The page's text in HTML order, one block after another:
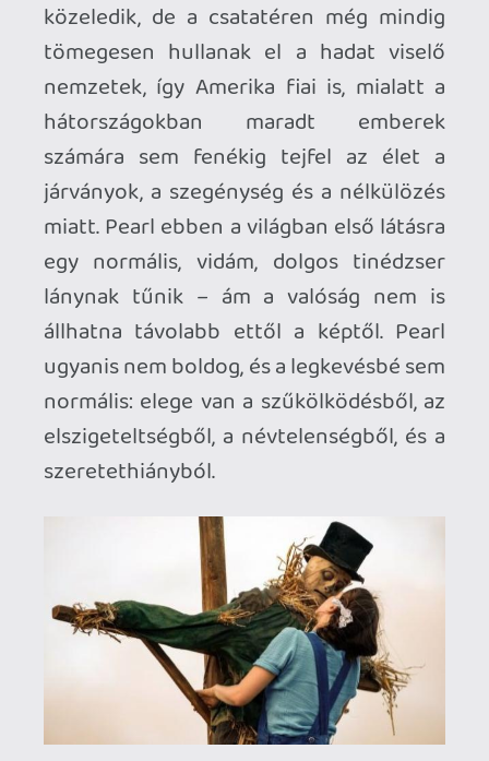
tudja, hogy valami nincs rendben vele, ám
ő rendületlenül tör előre, nem
foglalkozva semmivel, mintha csak a
rivaldafény minden rossztól
megszabadíthatná. Azonban ezt sosem
lesz alkalma megtapasztalni: mivel beüt a
kőkemény valóság. Csakhogy az
elutasítás nála kicsit máshogy csapódik le
– a pszichózis két lábon járó
megtestesítőjének dühe elszabadul, és
ez alól senki sem menekülhet el, aki ő
baltája elé kerül.
zárójelenetre futtatja ki az egész
történetet, így kis adagokban önti az
olajat arra a bizonyos tűzre. Jelen
esetben ez a tűz Pearl zavart és beteg
elméje, ami ráadásul elérhetetlen
emberfeletti ambícióval párosul. Bukása
a legelső perctől kezdve kétségtelen (és
nem csak azért, mert azX-ből más
ismerjük a sorsát), nagyjából mindenki
látja ezt, kivéve ő. West a főhősnőn
keresztül rajzolja meg a film hamiskásnak
ható audiovizuális stílusát, a realitást
agyon csapó csábító glamourt, ami mind
a mai napig Hollywood sajátja, és ami